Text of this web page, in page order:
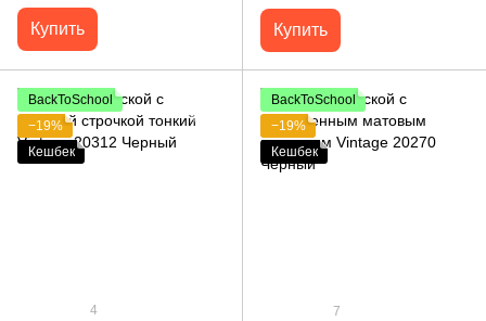
Купить Купить
BackToSchool
−19%
Кешбек
4
BackToSchool
−19%
Кешбек
7